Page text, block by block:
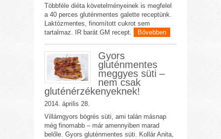
Többféle diéta követelményeinek is megfelel
a 40 perces gluténmentes galette receptünk.
Laktózmentes, finomított cukrot sem
tartalmaz. IR barát GM recept.
Bővebben
Gyors
gluténmentes
meggyes süti –
nem csak
gluténérzékenyeknek!
2014. április 28.
Villámgyors bögrés süti, ami talán másnap
még finomabb – már amennyiben marad
belőle. Gyors gluténmentes süti. Kollár Anita,